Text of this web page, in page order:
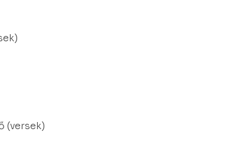
(versek)